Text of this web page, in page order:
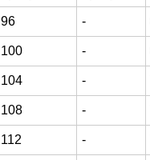
96 -
100 -
104 -
108 -
112 -